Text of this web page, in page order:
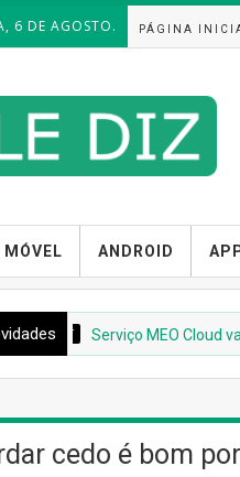
6 DE AGOSTO. PÁGINA
MÓVEL ANDROID
Serviço MEO Cloud vai ser
cedo é bom